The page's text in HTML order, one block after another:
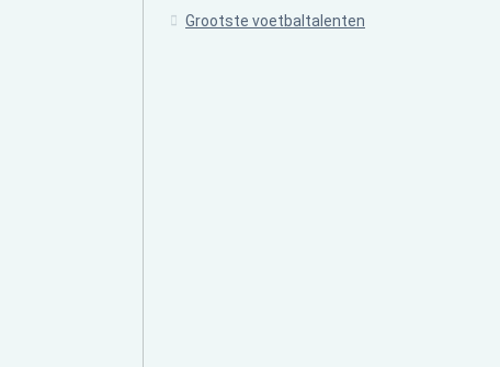
Grootste voetbaltalenten